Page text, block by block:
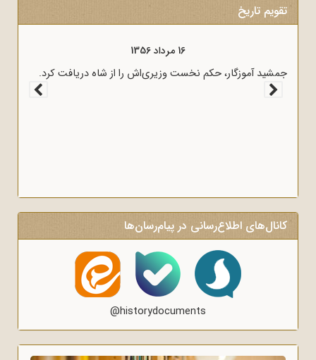
تقویم تاریخ
16 مرداد 1356
جمشید آموزگار، حکم نخست وزیری‌اش را از شاه دریافت کرد.
کانال‌های اطلاع‌رسانی در پیام‌رسان‌ها
@historydocuments